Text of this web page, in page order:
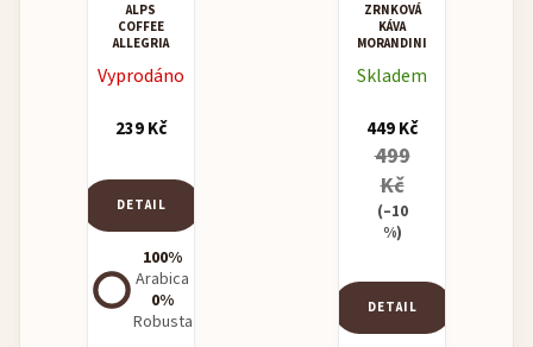
ALPS
COFFEE
ALLEGRIA
Vyprodáno
239 Kč
DETAIL
100%
Arabica
0%
Robusta
ZRNKOVÁ
KÁVA
MORANDINI
CREMA
Skladem
449 Kč
499
Kč
(–10
%)
DETAIL